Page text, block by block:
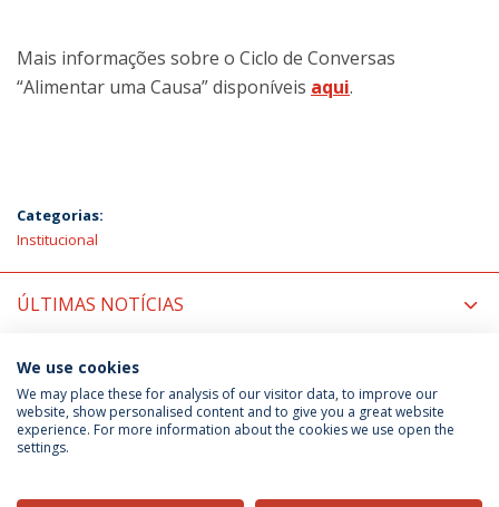
Mais informações sobre o Ciclo de Conversas
“Alimentar uma Causa” disponíveis aqui.
Categorias:
Institucional
ÚLTIMAS NOTÍCIAS
PRÓXIMOS EVENTOS
Política de Privacidade
Termos & Condições
We use cookies
We may place these for analysis of our visitor data, to improve our
website, show personalised content and to give you a great website
experience. For more information about the cookies we use open the
settings.